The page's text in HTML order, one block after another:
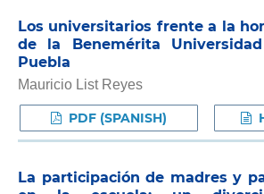
Los universitarios frente a la
de la Benemérita
Puebla
Mauricio List Reyes
PDF (SPANISH)
La participación de madres y